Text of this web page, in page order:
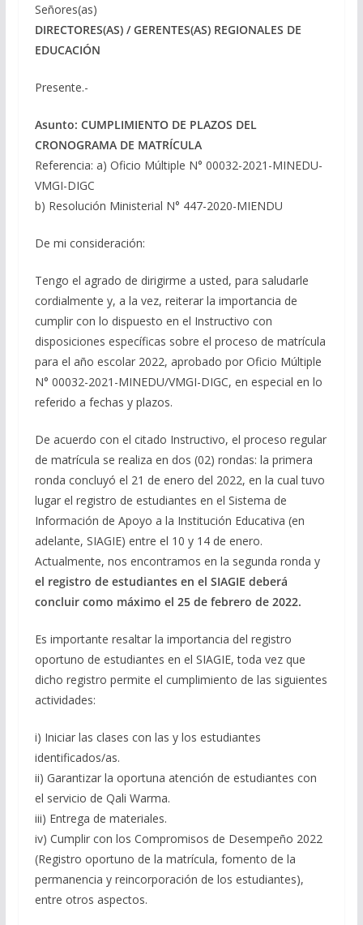
Señores(as)
DIRECTORES(AS) / GERENTES(AS) REGIONALES DE
EDUCACIÓN
Presente.-
Asunto: CUMPLIMIENTO DE PLAZOS DEL
CRONOGRAMA DE MATRÍCULA
Referencia: a) Oficio Múltiple N° 00032-2021-MINEDU-
VMGI-DIGC
b) Resolución Ministerial N° 447-2020-MIENDU
De mi consideración:
Tengo el agrado de dirigirme a usted, para saludarle
cordialmente y, a la vez, reiterar la importancia de
cumplir con lo dispuesto en el Instructivo con
disposiciones específicas sobre el proceso de matrícula
para el año escolar 2022, aprobado por Oficio Múltiple
N° 00032-2021-MINEDU/VMGI-DIGC, en especial en lo
referido a fechas y plazos.
De acuerdo con el citado Instructivo, el proceso regular
de matrícula se realiza en dos (02) rondas: la primera
ronda concluyó el 21 de enero del 2022, en la cual tuvo
lugar el registro de estudiantes en el Sistema de
Información de Apoyo a la Institución Educativa (en
adelante, SIAGIE) entre el 10 y 14 de enero.
Actualmente, nos encontramos en la segunda ronda y
el registro de estudiantes en el SIAGIE deberá
concluir como máximo el 25 de febrero de 2022.
Es importante resaltar la importancia del registro
oportuno de estudiantes en el SIAGIE, toda vez que
dicho registro permite el cumplimiento de las siguientes
actividades:
i) Iniciar las clases con las y los estudiantes
identificados/as.
ii) Garantizar la oportuna atención de estudiantes con
el servicio de Qali Warma.
iii) Entrega de materiales.
iv) Cumplir con los Compromisos de Desempeño 2022
(Registro oportuno de la matrícula, fomento de la
permanencia y reincorporación de los estudiantes),
entre otros aspectos.